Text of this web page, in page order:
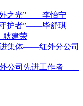
外之光”——李怡宁
守护者”——毕舒琪
耿建荣
进集体——红外分公司
外公司先进工作者——